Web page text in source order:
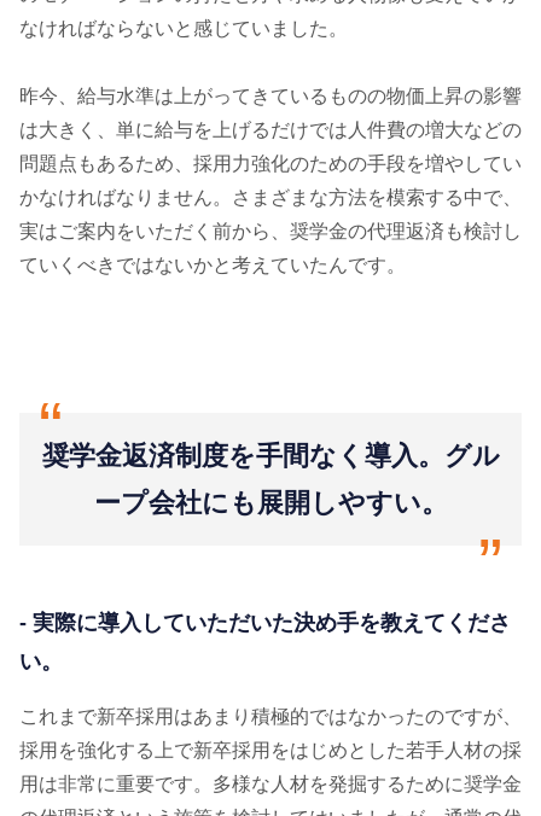
なければならないと感じていました。
昨今、給与水準は上がってきているものの物価上昇の影響
は大きく、単に給与を上げるだけでは人件費の増大などの
問題点もあるため、採用力強化のための手段を増やしてい
かなければなりません。さまざまな方法を模索する中で、
実はご案内をいただく前から、奨学金の代理返済も検討し
ていくべきではないかと考えていたんです。
“
奨学金返済制度を手間なく導入。グル
ープ会社にも展開しやすい。
“
- 実際に導入していただいた決め手を教えてくださ
い。
これまで新卒採用はあまり積極的ではなかったのですが、
採用を強化する上で新卒採用をはじめとした若手人材の採
用は非常に重要です。多様な人材を発掘するために奨学金